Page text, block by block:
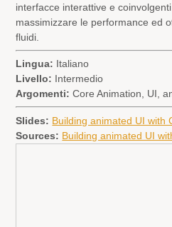
interfacce interattive e
massimizzare le performance ed
fluidi.
Lingua: Italiano
Livello: Intermedio
Argomenti: Core Animation, UI,
Slides: Building animated UI with
Sources: Building animated UI